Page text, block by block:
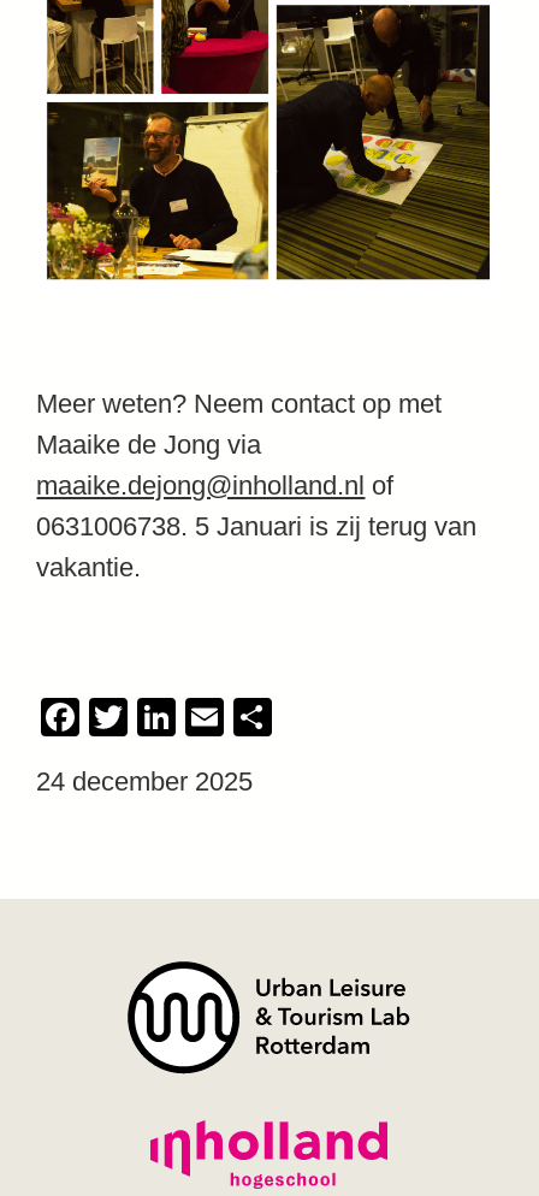
Meer weten? Neem contact op met
Maaike de Jong via
maaike.dejong@inholland.nl of
0631006738. 5 Januari is zij terug van
vakantie.
Facebook
Twitter
LinkedIn
Email
24 december 2025